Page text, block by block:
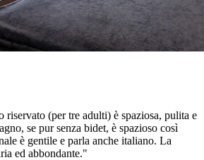
riservato (per tre adulti) è spaziosa, pulita e
se pur senza bidet, è spazioso così
è gentile e parla anche italiano. La
ed abbondante."